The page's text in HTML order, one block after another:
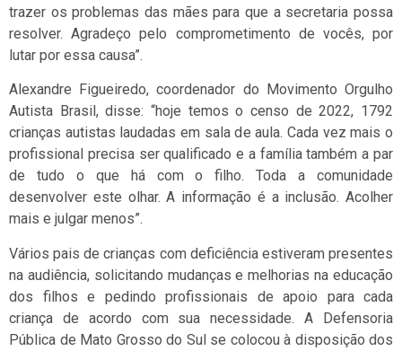
trazer os problemas das mães para que a secretaria possa
resolver. Agradeço pelo comprometimento de vocês, por
lutar por essa causa”.
Alexandre Figueiredo, coordenador do Movimento Orgulho
Autista Brasil, disse: “hoje temos o censo de 2022, 1792
crianças autistas laudadas em sala de aula. Cada vez mais o
profissional precisa ser qualificado e a família também a par
de tudo o que há com o filho. Toda a comunidade
desenvolver este olhar. A informação é a inclusão. Acolher
mais e julgar menos”.
Vários pais de crianças com deficiência estiveram presentes
na audiência, solicitando mudanças e melhorias na educação
dos filhos e pedindo profissionais de apoio para cada
criança de acordo com sua necessidade. A Defensoria
Pública de Mato Grosso do Sul se colocou à disposição dos